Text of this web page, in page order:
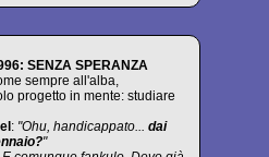
SENZA SPERANZA
sempre all'alba,
progetto in mente: studiare
: "Ohu, handicappato... dai
"